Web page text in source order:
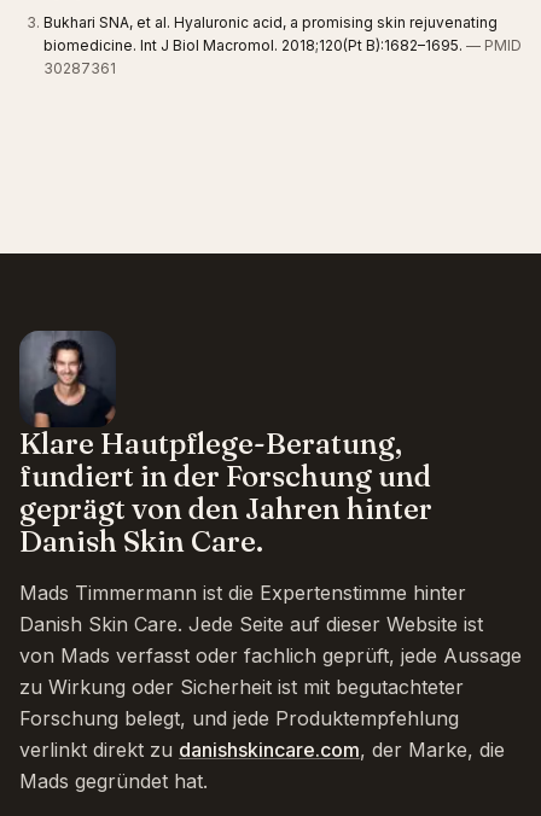
Bukhari SNA, et al. Hyaluronic acid, a promising skin rejuvenating
biomedicine. Int J Biol Macromol. 2018;120(Pt B):1682–1695. — PMID
30287361
Klare Hautpflege-Beratung,
fundiert in der Forschung und
geprägt von den Jahren hinter
Danish Skin Care.
Mads Timmermann ist die Expertenstimme hinter
Danish Skin Care. Jede Seite auf dieser Website ist
von Mads verfasst oder fachlich geprüft, jede Aussage
zu Wirkung oder Sicherheit ist mit begutachteter
Forschung belegt, und jede Produktempfehlung
verlinkt direkt zu danishskincare.com, der Marke, die
Mads gegründet hat.